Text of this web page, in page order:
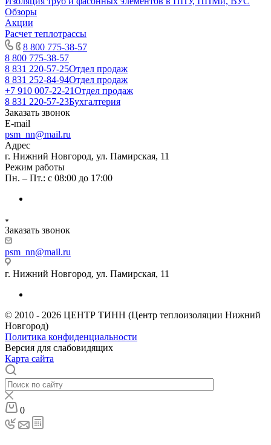
Обзоры
Акции
Расчет теплотрассы
8 800 775-38-57
8 800 775-38-57
8 831 220-57-25Отдел продаж
8 831 252-84-94Отдел продаж
+7 910 007-22-21Отдел продаж
8 831 220-57-23Бухгалтерия
Заказать звонок
E-mail
psm_nn@mail.ru
Адрес
г. Нижний Новгород, ул. Памирская, 11
Режим работы
Пн. – Пт.: с 08:00 до 17:00
Заказать звонок
psm_nn@mail.ru
г. Нижний Новгород, ул. Памирская, 11
© 2010 - 2026 ЦЕНТР ТИНН (Центр теплоизоляции Нижний
Новгород)
Политика конфиденциальности
Версия для слабовидящих
Карта сайта
0